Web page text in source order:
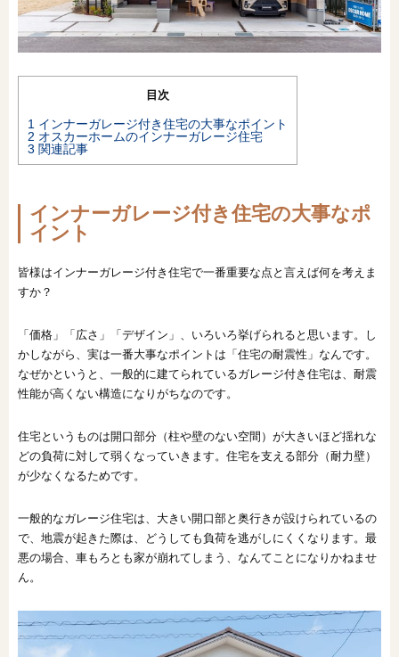
目次
1 インナーガレージ付き住宅の大事なポイント
2 オスカーホームのインナーガレージ住宅
3 関連記事
インナーガレージ付き住宅の大事なポ
イント
皆様はインナーガレージ付き住宅で一番重要な点と言えば何を考えま
すか？
「価格」「広さ」「デザイン」、いろいろ挙げられると思います。し
かしながら、実は一番大事なポイントは「住宅の耐震性」なんです。
なぜかというと、一般的に建てられているガレージ付き住宅は、耐震
性能が高くない構造になりがちなのです。
住宅というものは開口部分（柱や壁のない空間）が大きいほど揺れな
どの負荷に対して弱くなっていきます。住宅を支える部分（耐力壁）
が少なくなるためです。
一般的なガレージ住宅は、大きい開口部と奥行きが設けられているの
で、地震が起きた際は、どうしても負荷を逃がしにくくなります。最
悪の場合、車もろとも家が崩れてしまう、なんてことになりかねませ
ん。